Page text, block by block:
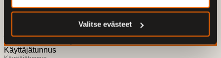
Valitse evästeet
HUOM! Pyydämme vanhaan verkkokauppaamme
rekisteröityneitä nollaamaan salasananne
uudesta verkkokaupastamme.
Käyttäjätunnus